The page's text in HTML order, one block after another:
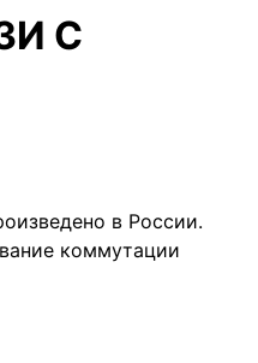
С
в России.
коммутации